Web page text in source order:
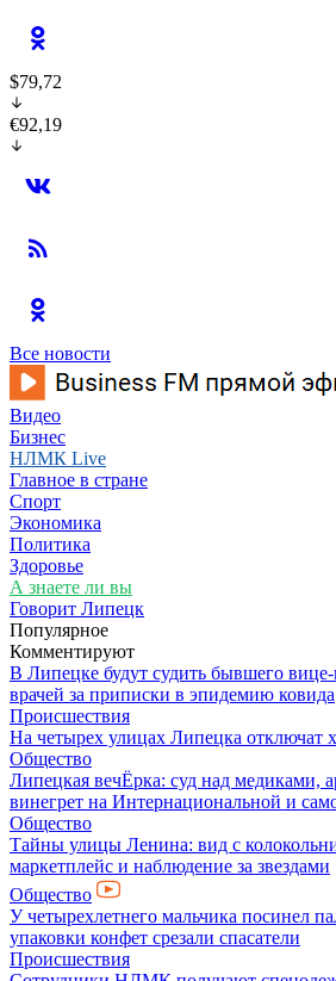
$79,72
€92,19
Все новости
Видео
Бизнес
НЛМК Live
Главное в стране
Спорт
Экономика
Политика
Здоровье
А знаете ли вы
Говорит Липецк
Популярное
Комментируют
В Липецке будут судить бывшего
врачей за приписки в эпидемию ковида
Происшествия
На четырех улицах Липецка отключат
Общество
Липецкая вечЁрка: суд над медиками,
винегрет на Интернациональной и
Общество
Тайны улицы Ленина: вид с
маркетплейс и наблюдение за звездами
Общество
У четырехлетнего мальчика посинел
упаковки конфет срезали спасатели
Происшествия